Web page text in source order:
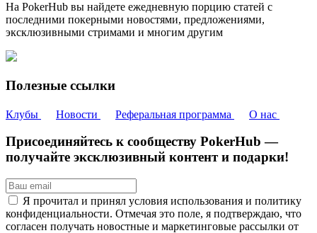
На PokerHub вы найдете ежедневную порцию статей с
последними покерными новостями, предложениями,
эксклюзивными стримами и многим другим
Полезные ссылки
Клубы Новости Реферальная программа О нас
Присоединяйтесь к сообществу PokerHub —
получайте эксклюзивный контент и подарки!
Я прочитал и принял условия использования и политику
конфиденциальности. Отмечая это поле, я подтверждаю, что
согласен получать новостные и маркетинговые рассылки от